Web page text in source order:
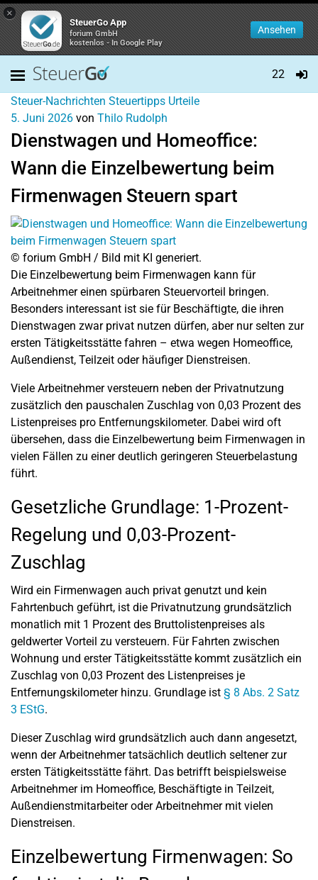
×
SteuerGo App
forium GmbH
kostenlos - In Google Play
Ansehen
22
Steuer-Nachrichten Steuertipps Urteile
5. Juni 2026 von Thilo Rudolph
Dienstwagen und Homeoffice:
Wann die Einzelbewertung beim
Firmenwagen Steuern spart
© forium GmbH / Bild mit KI generiert.
Die Einzelbewertung beim Firmenwagen kann für
Arbeitnehmer einen spürbaren Steuervorteil bringen.
Besonders interessant ist sie für Beschäftigte, die ihren
Dienstwagen zwar privat nutzen dürfen, aber nur selten zur
ersten Tätigkeitsstätte fahren – etwa wegen Homeoffice,
Außendienst, Teilzeit oder häufiger Dienstreisen.
Viele Arbeitnehmer versteuern neben der Privatnutzung
zusätzlich den pauschalen Zuschlag von 0,03 Prozent des
Listenpreises pro Entfernungskilometer. Dabei wird oft
übersehen, dass die Einzelbewertung beim Firmenwagen in
vielen Fällen zu einer deutlich geringeren Steuerbelastung
führt.
Gesetzliche Grundlage: 1-Prozent-
Regelung und 0,03-Prozent-
Zuschlag
Wird ein Firmenwagen auch privat genutzt und kein
Fahrtenbuch geführt, ist die Privatnutzung grundsätzlich
monatlich mit 1 Prozent des Bruttolistenpreises als
geldwerter Vorteil zu versteuern. Für Fahrten zwischen
Wohnung und erster Tätigkeitsstätte kommt zusätzlich ein
Zuschlag von 0,03 Prozent des Listenpreises je
Entfernungskilometer hinzu. Grundlage ist § 8 Abs. 2 Satz
3 EStG.
Dieser Zuschlag wird grundsätzlich auch dann angesetzt,
wenn der Arbeitnehmer tatsächlich deutlich seltener zur
ersten Tätigkeitsstätte fährt. Das betrifft beispielsweise
Arbeitnehmer im Homeoffice, Beschäftigte in Teilzeit,
Außendienstmitarbeiter oder Arbeitnehmer mit vielen
Dienstreisen.
Einzelbewertung Firmenwagen: So